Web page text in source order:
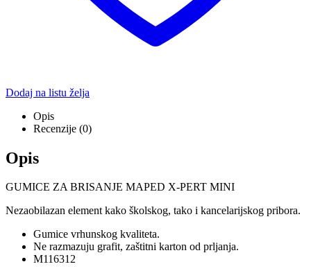
Dodaj na listu želja
Opis
Recenzije (0)
Opis
GUMICE ZA BRISANJE MAPED X-PERT MINI
Nezaobilazan element kako školskog, tako i kancelarijskog pribora.
Gumice vrhunskog kvaliteta.
Ne razmazuju grafit, zaštitni karton od prljanja.
M116312